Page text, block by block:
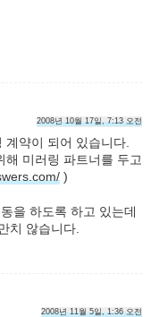
2008년 10월 17일, 7:13 오전
약이 되어 있습니다.
해 미러링 파트너를 두고
)
을 하도록 하고 있는데
치 않습니다.
2008년 11월 5일, 1:36 오전